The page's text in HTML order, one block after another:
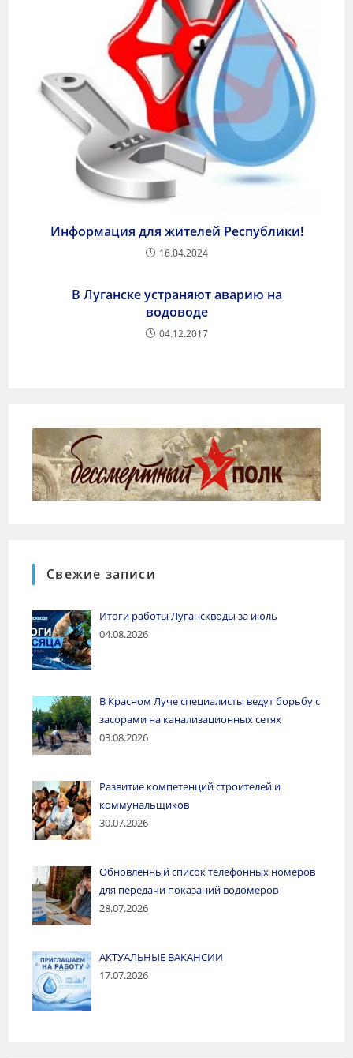
Информация для жителей Республики!
16.04.2024
В Луганске устраняют аварию на
водоводе
04.12.2017
Свежие записи
Итоги работы Луганскводы за июль
04.08.2026
В Красном Луче специалисты ведут борьбу с
засорами на канализационных сетях
03.08.2026
Развитие компетенций строителей и
коммунальщиков
30.07.2026
Обновлённый список телефонных номеров
для передачи показаний водомеров
28.07.2026
АКТУАЛЬНЫЕ ВАКАНСИИ
17.07.2026